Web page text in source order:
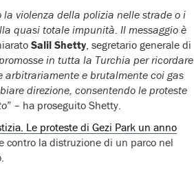
violenza della polizia nelle strade o i
quasi totale impunità. Il messaggio è
Salil Shetty , segretario generale di
in tutta la Turchia per ricordare
arbitrariamente e brutalmente coi gas
direzione, consentendo le proteste
” – ha proseguito Shetty.
Le proteste di Gezi Park un anno
contro la distruzione di un parco nel